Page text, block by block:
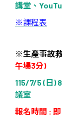
講堂、
※課程表
※生產事故
午場3分)
115/7/5 (日)
議室
報名時間 :